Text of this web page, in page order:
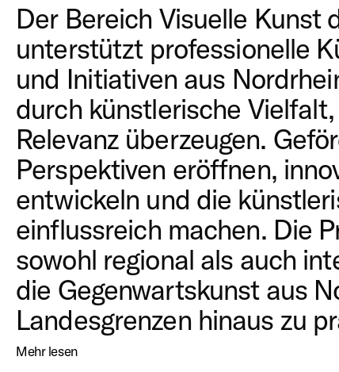
Der Bereich Visuelle Kunst
unterstützt professionelle
und Initiativen aus
durch künstlerische
Relevanz überzeugen.
Perspektiven eröffnen,
entwickeln und die
einflussreich machen. Die
sowohl regional als auch
die Gegenwartskunst aus
Landesgrenzen hinaus zu
Mehr lesen